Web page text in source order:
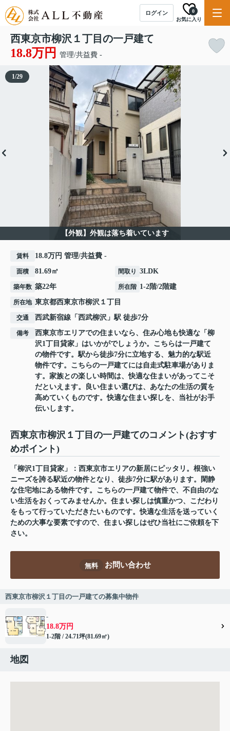
ログイン
お気に入り
0
西東京市柳沢１丁目の一戸建て
18.8万円 管理/共益費 -
【外観】外観は落ち着いています
1/29
賃料 18.8万円 管理/共益費 -
面積 81.69㎡ 間取り 3LDK
築年数 築22年 所在階 1-2階/2階建
所在地 東京都西東京市柳沢 １丁目
交通 西武新宿線 「 西武柳沢 」駅 徒歩7分
備考
西東京市エリアでの住まいなら、住み心地も快適な「柳
沢1丁目貸家」はいかがでしょうか。こちらは一戸建て
の物件です。駅から徒歩7分に立地する、魅力的な駅近
物件です。こちらの一戸建てには自走式駐車場がありま
す。家族との楽しい時間は、快適な住まいがあってこそ
だといえます。良い住まい選びは、あなたの生活の質を
高めていくものです。快適な住まい探しを、当社がお手
伝いします。
西東京市柳沢１丁目の一戸建てのコメント(おすす
めポイント)
「柳沢1丁目貸家」：西東京市エリアの新居にピッタリ。根強い
ニーズを誇る駅近の物件となり、徒歩7分に駅があります。閑静
な住宅地にある物件です。こちらの一戸建て物件で、不自由のな
い生活をおくってみませんか。住まい探しは慎重かつ、こだわり
をもって行っていただきたいものです。快適な生活を送っていく
ための大事な要素ですので、住まい探しはぜひ当社にご依頼を下
さい。
無料 お問い合わせ
西東京市柳沢１丁目の一戸建ての募集中物件
-
18.8万円
1-2階 / 24.71坪(81.69㎡)
地図